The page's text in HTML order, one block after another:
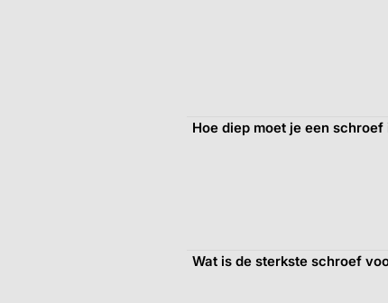
Hoe diep moet je een
Wat is de sterkste schroef